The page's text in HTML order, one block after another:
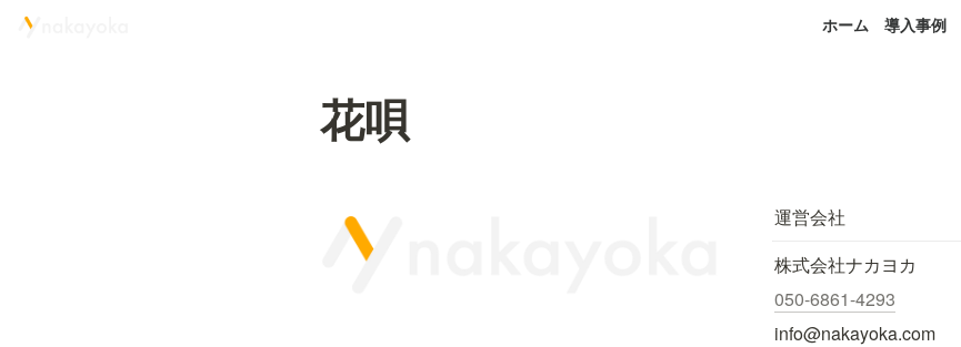
ホーム 導入事例
花唄
運営会社
株式会社ナカヨカ
050-6861-4293
info@nakayoka.com